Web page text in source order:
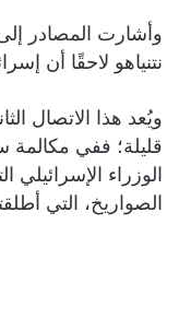
وأشارت المصادر
نتنياهو لاحقًا أن
ويُعد هذا الاتصال
قليلة؛ ففي
الوزراء
الصواريخ، التي